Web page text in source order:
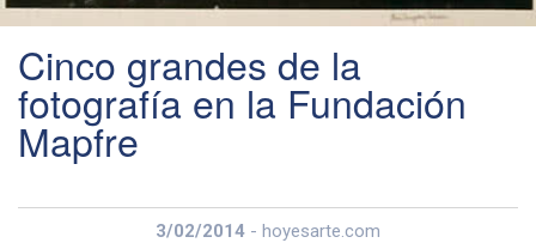
Cinco grandes de la
fotografía en la Fundación
Mapfre
3/02/2014 - hoyesarte.com